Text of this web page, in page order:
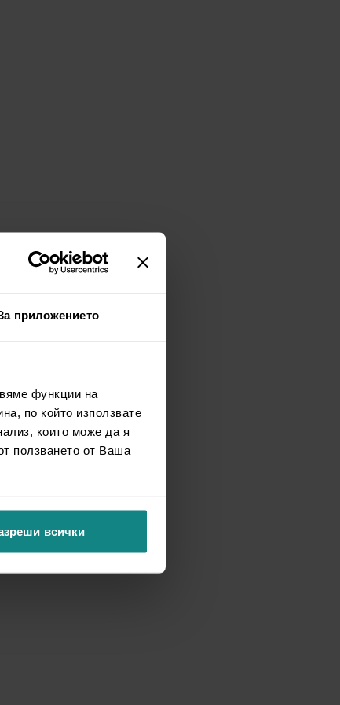
приложението
функции на
по който използвате
които може да я
ползването от Ваша
всички